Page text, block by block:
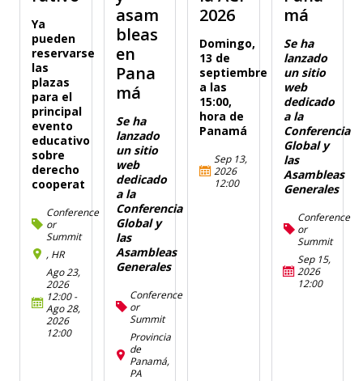
Ya
pueden
reservarse
las
plazas
para el
principal
evento
educativo
sobre
derecho
cooperat
Conference
or
Summit
, HR
Ago 23,
2026
12:00-
Ago 28,
2026
12:00
asam
bleas
en
Pana
má
Se ha
lanzado
un sitio
web
dedicado
a la
Conferencia
Global y
las
Asambleas
Generales
Conference
or
Summit
Provincia
de
Panamá,
PA
2026
Domingo,
13 de
septiembre
a las
15:00,
hora de
Panamá
Sep 13,
2026
12:00
má
Se ha
lanzado
un sitio
web
dedicado
a la
Conferencia
Global y
las
Asambleas
Generales
Conference
or
Summit
Sep 15,
2026
12:00